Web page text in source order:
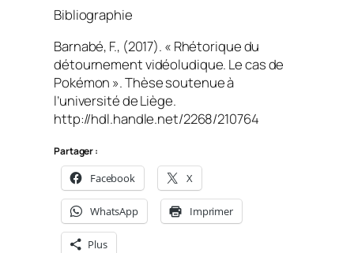
Bibliographie
Barnabé, F., (2017). « Rhétorique du
détournement vidéoludique. Le cas de
Pokémon ». Thèse soutenue à
l’université de Liège.
http://hdl.handle.net/2268/210764
Partager :
Facebook X
WhatsApp Imprimer
Plus